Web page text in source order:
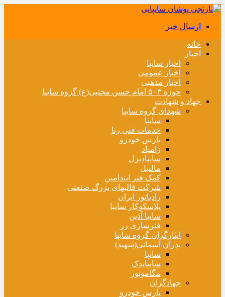
ارسال خبر
خانه
اخبار
اخبار سایپا
اخبار عمومی
اخبار مذهبی
حوزه ۵۰۳ امام حسن مجتبی(ع) گروه سایپا
جهاد و شهادت
شهدای گروه سایپا
سایپا
خدمات فنی رنا
پارس خودرو
زامیاد
سایپادیزل
مالیبل
کمک فنر ایندامین
شرکت قالبهای بزرگ صنعتی
رادیاتور ایران
پلاسکوکار سایپا
سایپا آذین
فنرسازی زر
ایثارگران گروه سایپا
پدران آسمانی(شهید)
سایپا
سایپایدک
مگاموتور
جهادگران
پارس خودرو